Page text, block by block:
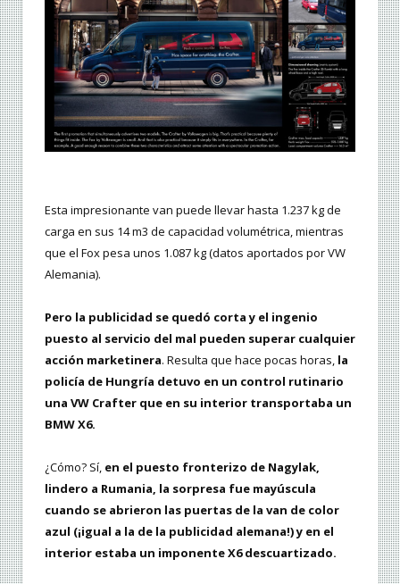
Esta impresionante van puede llevar hasta 1.237 kg de
carga en sus 14 m3 de capacidad volumétrica, mientras
que el Fox pesa unos 1.087 kg (datos aportados por VW
Alemania).
Pero la publicidad se quedó corta y el ingenio
puesto al servicio del mal pueden superar cualquier
acción marketinera. Resulta que hace pocas horas, la
policía de Hungría detuvo en un control rutinario
una VW Crafter que en su interior transportaba un
BMW X6.
¿Cómo? Sí, en el puesto fronterizo de Nagylak,
lindero a Rumania, la sorpresa fue mayúscula
cuando se abrieron las puertas de la van de color
azul (¡igual a la de la publicidad alemana!) y en el
interior estaba un imponente X6 descuartizado.